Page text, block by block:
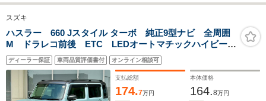
スズキ
ハスラー 660 Jスタイル ターボ 純正9型ナビ 全周囲
M ドラレコ前後 ETC LEDオートマチックハイビー
ム 前席シートヒータ レーダークルコン パドルシフ
ト スマートキー 衝突被害軽減ブレーキ 踏み間違い
防止 障害物センサ
ディーラー保証 車両品質評価書付 オンライン相談可
支払総額
174.7万円
本体価格
164.8万円